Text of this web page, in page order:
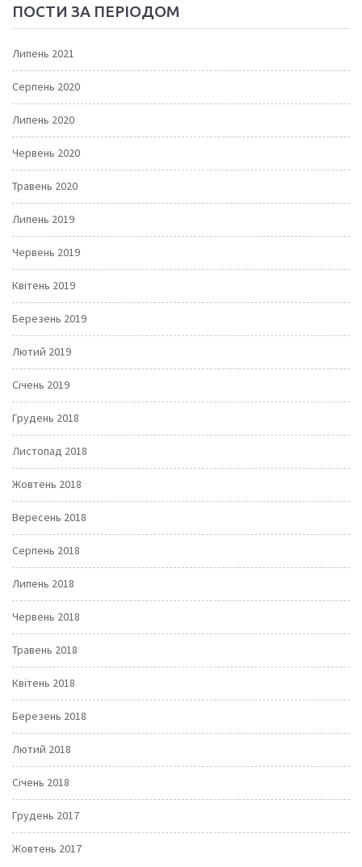
ПОСТИ ЗА ПЕРІОДОМ
Липень 2021
Серпень 2020
Липень 2020
Червень 2020
Травень 2020
Липень 2019
Червень 2019
Квітень 2019
Березень 2019
Лютий 2019
Січень 2019
Грудень 2018
Листопад 2018
Жовтень 2018
Вересень 2018
Серпень 2018
Липень 2018
Червень 2018
Травень 2018
Квітень 2018
Березень 2018
Лютий 2018
Січень 2018
Грудень 2017
Жовтень 2017